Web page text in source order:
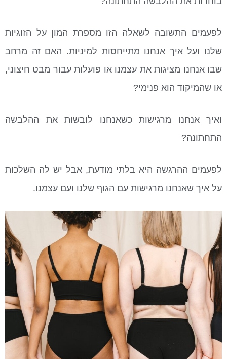
לפעמים התשובה לשאלה הזו מספרת המון על הזוגיות
שלנו ועל איך אנחנו מתייחסות למיניות. האם זה מרחב
שבו אנחנו מציגות את עצמנו או פועלות עבור מבט חיצוני,
או שהמיקוד הוא פנימי?
ואיך אנחנו מרגישות כשאנחנו לובשות את ההלבשה
התחתונה?
לפעמים ההרגשה היא בלתי מודעת, אבל יש לה השלכות
על איך שאנחנו מרגישות עם הגוף שלנו ועם עצמנו.